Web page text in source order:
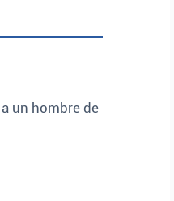
un hombre de